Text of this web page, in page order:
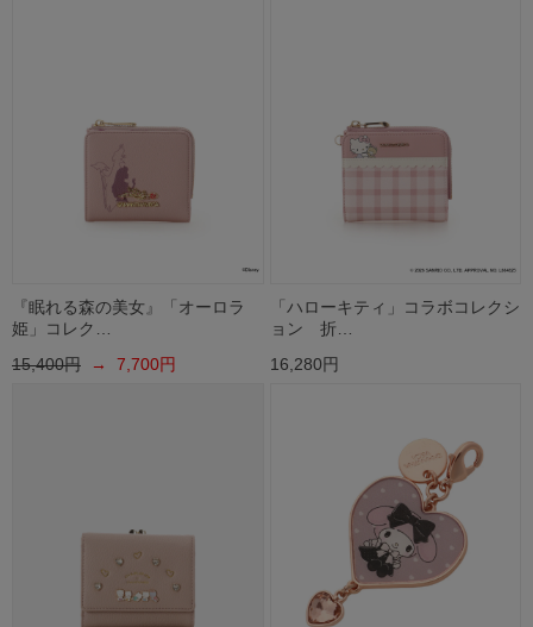
『眠れる森の美女』「オーロラ
姫」コレク…
15,400円 → 7,700円
「ハローキティ」コラボコレクシ
ョン 折…
16,280円